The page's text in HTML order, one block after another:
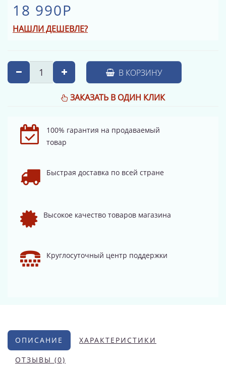
18 990Р
НАШЛИ ДЕШЕВЛЕ?
В КОРЗИНУ
ЗАКАЗАТЬ В ОДИН КЛИК
100% гарантия на продаваемый
товар
Быстрая доставка по всей стране
Высокое качество товаров магазина
Круглосуточный центр поддержки
ОПИСАНИЕ ХАРАКТЕРИСТИКИ
ОТЗЫВЫ (0)